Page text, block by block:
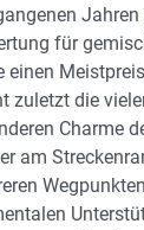
für
einen
zuletzt die
Charme
am